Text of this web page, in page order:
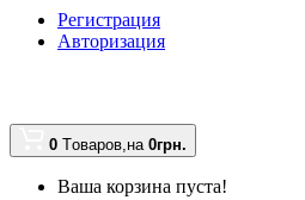
Регистрация
Авторизация
0 Tоваров,на 0грн.
Ваша корзина пуста!